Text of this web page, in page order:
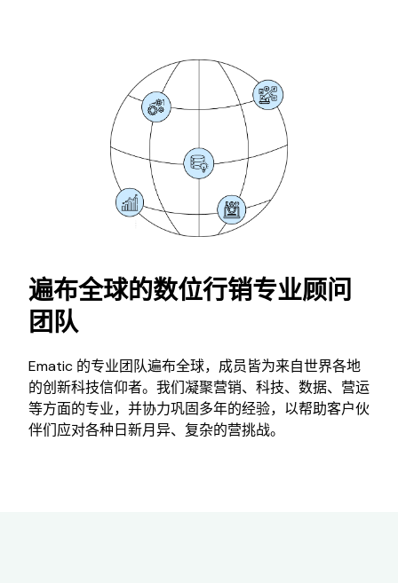
遍布全球的数位行销专业顾问
团队
Ematic 的专业团队遍布全球，成员皆为来自世界各地
的创新科技信仰者。我们凝聚营销、科技、数据、营运
等方面的专业，并协力巩固多年的经验，以帮助客户伙
伴们应对各种日新月异、复杂的营挑战。